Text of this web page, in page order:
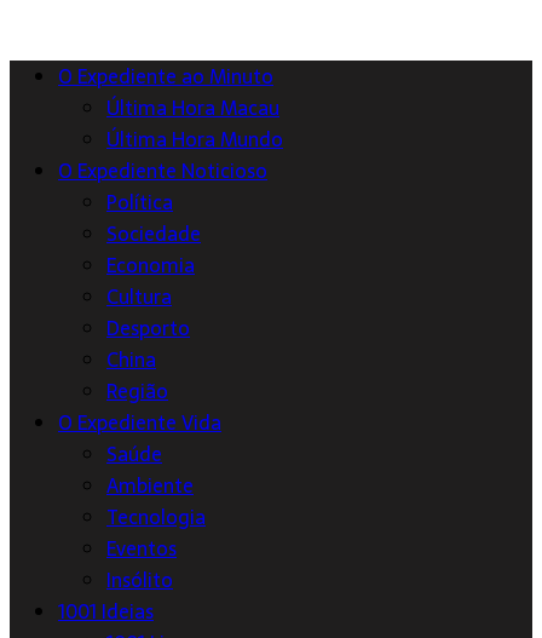
O Expediente ao Minuto
Última Hora Macau
Última Hora Mundo
O Expediente Noticioso
Política
Sociedade
Economia
Cultura
Desporto
China
Região
O Expediente Vida
Saúde
Ambiente
Tecnologia
Eventos
Insólito
1001 Ideias